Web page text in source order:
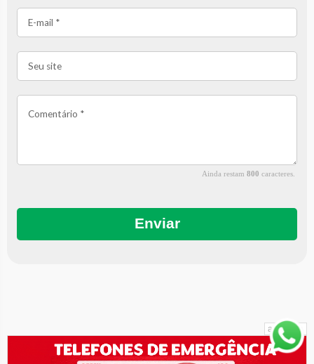
Ainda restam800 caracteres.
Enviar